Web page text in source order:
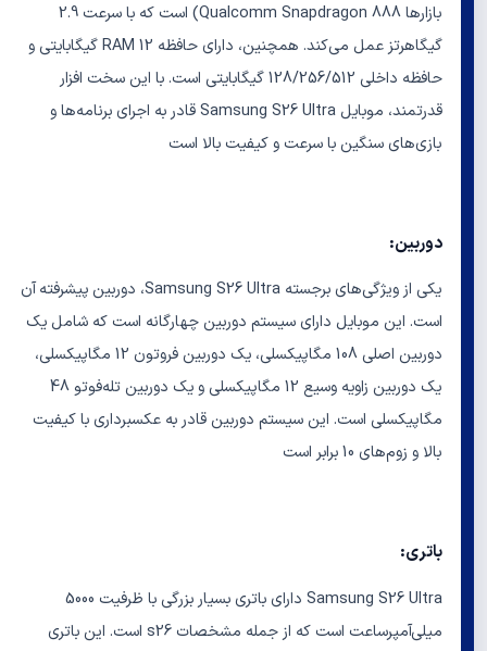
بازارها Qualcomm Snapdragon 888) است که با سرعت 2.9
گیگاهرتز عمل می‌کند. همچنین، دارای حافظه RAM 12 گیگابایتی و
حافظه داخلی 128/256/512 گیگابایتی است. با این سخت افزار
قدرتمند، موبایل Samsung S26 Ultra قادر به اجرای برنامه‌ها و
بازی‌های سنگین با سرعت و کیفیت بالا است
دوربین:
یکی از ویژگی‌های برجسته Samsung S26 Ultra، دوربین پیشرفته آن
است. این موبایل دارای سیستم دوربین چهارگانه است که شامل یک
دوربین اصلی 108 مگاپیکسلی، یک دوربین فروتون 12 مگاپیکسلی،
یک دوربین زاویه وسیع 12 مگاپیکسلی و یک دوربین تله‌فوتو 48
مگاپیکسلی است. این سیستم دوربین قادر به عکسبرداری با کیفیت
بالا و زوم‌های 10 برابر است
باتری:
Samsung S26 Ultra دارای باتری بسیار بزرگی با ظرفیت 5000
میلی‌آمپرساعت است که از جمله مشخصات s26 است. این باتری